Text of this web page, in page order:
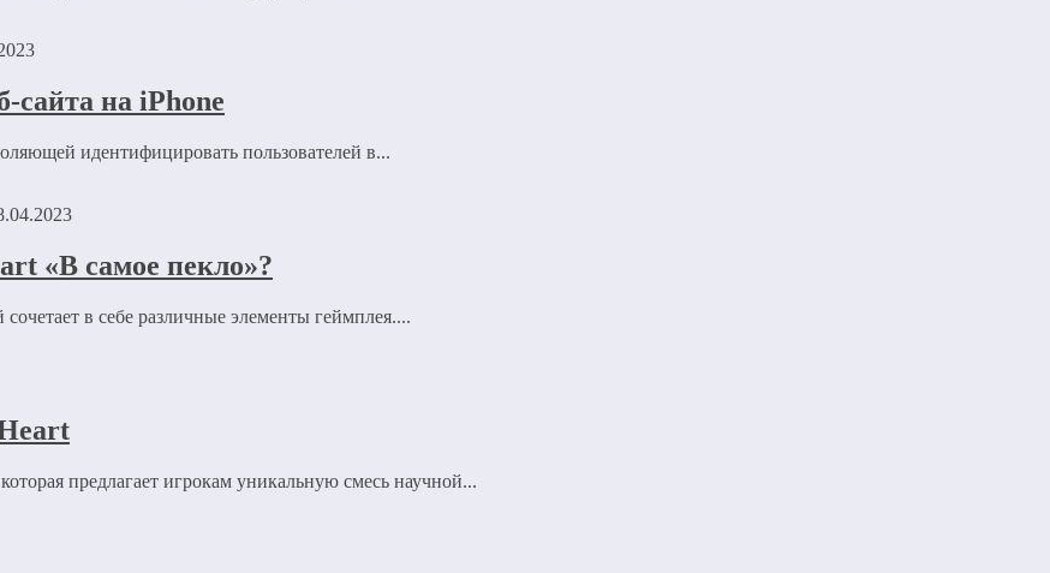
сайта на iPhone
идентифицировать пользователей в...
«В самое пекло»?
в себе различные элементы геймплея....
предлагает игрокам уникальную смесь научной...